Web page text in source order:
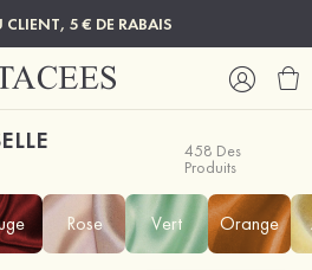
5 € DE RABAIS
458 Des
Produits
Rose Vert Orange